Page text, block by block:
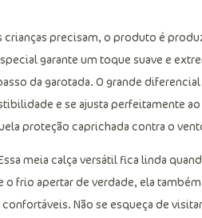
precisam, o produto é
garante um toque suave e
da garotada. O grande
e se ajusta perfeitamente
proteção caprichada contra o
meia calça versátil fica linda
frio apertar de verdade, ela
Não se esqueça de